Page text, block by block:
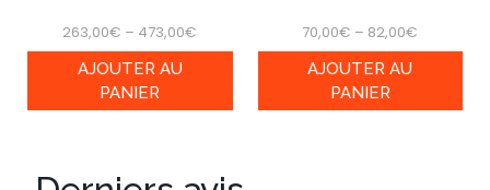
263,00€ – 473,00€
AJOUTER AU
PANIER
70,00€ – 82,00€
AJOUTER AU
PANIER